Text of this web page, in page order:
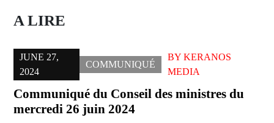
A LIRE
JUNE 27,
2024
COMMUNIQUÉ
BYKERANOS
MEDIA
Communiqué du Conseil des ministres du
mercredi 26 juin 2024